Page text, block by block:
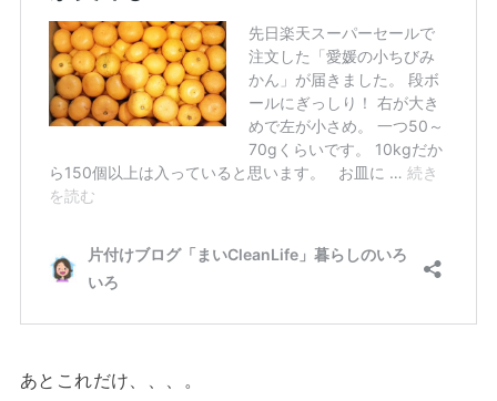
あとこれだけ、、、。